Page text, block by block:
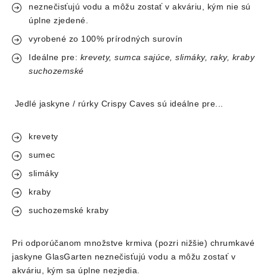
neznečisťujú vodu a môžu zostať v akváriu, kým nie sú
úplne zjedené.
vyrobené zo 100% prírodných surovín
Ideálne pre: krevety, sumca sajúce, slimáky, raky, kraby
suchozemské
Jedlé jaskyne / rúrky Crispy Caves sú ideálne pre...
krevety
sumec
slimáky
kraby
suchozemské kraby
Pri odporúčanom množstve krmiva (pozri nižšie) chrumkavé
jaskyne GlasGarten neznečisťujú vodu a môžu zostať v
akváriu, kým sa úplne nezjedia.